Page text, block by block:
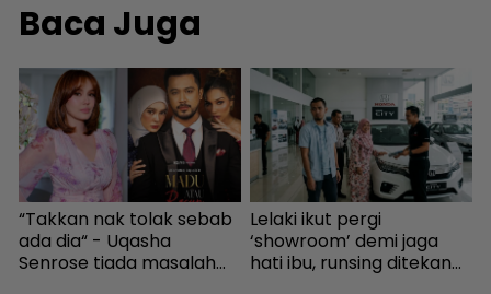
Baca Juga
“Takkan nak tolak sebab
ada dia“ - Uqasha
Senrose tiada masalah
Lelaki ikut pergi
‘showroom’ demi jaga
hati ibu, runsing ditekan